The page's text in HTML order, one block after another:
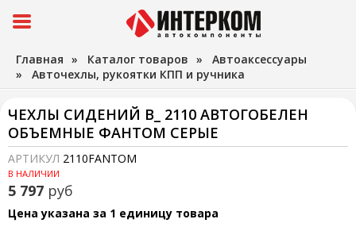
Главная » Каталог товаров » Автоаксессуары
» Авточехлы, рукоятки КПП и ручника
ЧЕХЛЫ СИДЕНИЙ В_ 2110 АВТОГОБЕЛЕН
ОБЪЕМНЫЕ ФАНТОМ СЕРЫЕ
АРТИКУЛ 2110FANTOM
В НАЛИЧИИ
5 797 руб
Цена указана за 1 единицу товара